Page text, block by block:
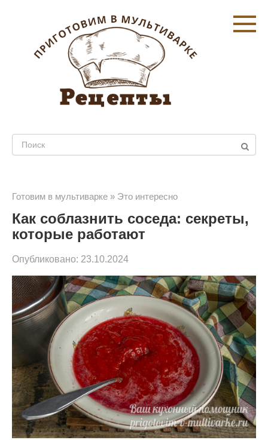
контенту
Поиск:
Готовим в мультиварке » Это интересно
Как соблазнить соседа: секреты,
которые работают
Опубликовано: 23.10.2024